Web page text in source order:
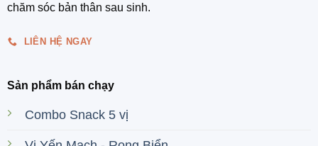
chăm sóc bản thân sau sinh.
LIÊN HỆ NGAY
Sản phẩm bán chạy
Combo Snack 5 vị